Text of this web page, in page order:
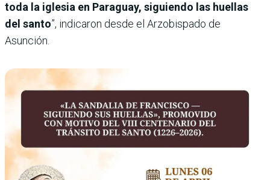
toda la iglesia en Paraguay, siguiendo las huellas
del santo”, indicaron desde el Arzobispado de
Asunción.